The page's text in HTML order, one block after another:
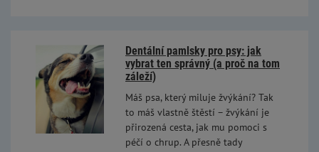
Dentální pamlsky pro psy: jak
vybrat ten správný (a proč na tom
záleží)
Máš psa, který miluje žvýkání? Tak
to máš vlastně štěstí – žvýkání je
přirozená cesta, jak mu pomoci s
péčí o chrup. A přesně tady